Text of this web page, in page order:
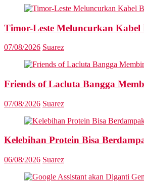
Timor-Leste Meluncurkan
07/08/2026 Suarez
Friends of Lacluta Bangga
07/08/2026 Suarez
Kelebihan Protein Bisa
06/08/2026 Suarez